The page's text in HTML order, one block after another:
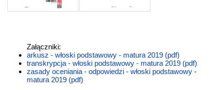
Załączniki:
arkusz - włoski podstawowy - matura 2019 (pdf)
transkrypcja - włoski podstawowy - matura 2019 (pdf)
zasady oceniania - odpowiedzi - włoski podstawowy -
matura 2019 (pdf)